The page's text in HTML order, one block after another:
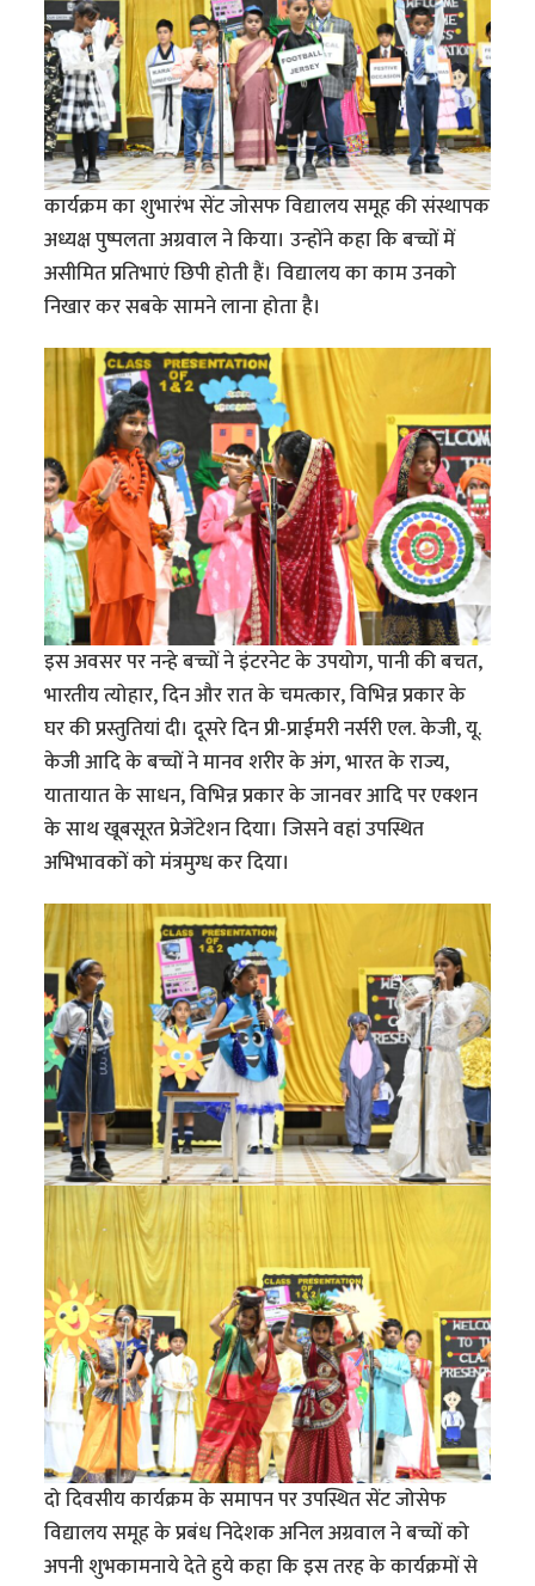
कार्यक्रम का शुभारंभ सेंट जोसफ विद्यालय समूह की संस्थापक
अध्यक्ष पुष्पलता अग्रवाल ने किया। उन्होंने कहा कि बच्चों में
असीमित प्रतिभाएं छिपी होती हैं। विद्यालय का काम उनको
निखार कर सबके सामने लाना होता है।
इस अवसर पर नन्हे बच्चों ने इंटरनेट के उपयोग, पानी की बचत,
भारतीय त्योहार, दिन और रात के चमत्कार, विभिन्न प्रकार के
घर की प्रस्तुतियां दी। दूसरे दिन प्री-प्राईमरी नर्सरी एल. केजी, यू.
केजी आदि के बच्चों ने मानव शरीर के अंग, भारत के राज्य,
यातायात के साधन, विभिन्न प्रकार के जानवर आदि पर एक्शन
के साथ खूबसूरत प्रेजेंटेशन दिया। जिसने वहां उपस्थित
अभिभावकों को मंत्रमुग्ध कर दिया।
दो दिवसीय कार्यक्रम के समापन पर उपस्थित सेंट जोसेफ
विद्यालय समूह के प्रबंध निदेशक अनिल अग्रवाल ने बच्चों को
अपनी शुभकामनाये देते हुये कहा कि इस तरह के कार्यक्रमों से